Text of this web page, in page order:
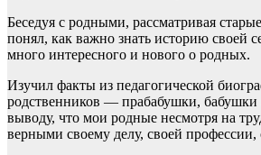
Беседуя с родными, рассматривая
понял, как важно знать историю своей
много интересного и нового о родных.
Изучил факты из педагогической
родственников — прабабушки,
выводу, что мои родные несмотря на
верными своему делу, своей профессии,